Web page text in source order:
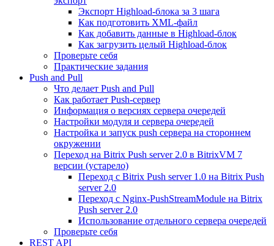
Экспорт Highload-блока за 3 шага
Как подготовить XML-файл
Как добавить данные в Highload-блок
Как загрузить целый Highload-блок
Проверьте себя
Практические задания
Push and Pull
Что делает Push and Pull
Как работает Push-сервер
Информация о версиях сервера очередей
Настройки модуля и сервера очередей
Настройка и запуск push сервера на стороннем
окружении
Переход на Bitrix Push server 2.0 в BitrixVM 7
версии (устарело)
Переход с Bitrix Push server 1.0 на Bitrix Push
server 2.0
Переход с Nginx-PushStreamModule на Bitrix
Push server 2.0
Использование отдельного сервера очередей
Проверьте себя
REST API